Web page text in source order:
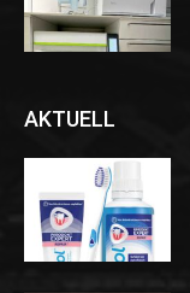
AKTUELL